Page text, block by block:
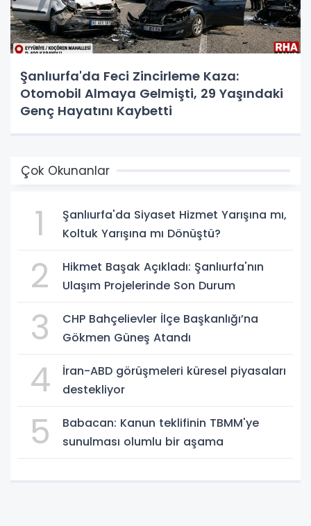
Şanlıurfa'da Feci Zincirleme Kaza:
Otomobil Almaya Gelmişti, 29 Yaşındaki
Genç Hayatını Kaybetti
Çok Okunanlar
1
Şanlıurfa'da Siyaset Hizmet Yarışına mı,
Koltuk Yarışına mı Dönüştü?
2
Hikmet Başak Açıkladı: Şanlıurfa'nın
Ulaşım Projelerinde Son Durum
3
CHP Bahçelievler İlçe Başkanlığı’na
Gökmen Güneş Atandı
4
İran-ABD görüşmeleri küresel piyasaları
destekliyor
5
Babacan: Kanun teklifinin TBMM'ye
sunulması olumlu bir aşama